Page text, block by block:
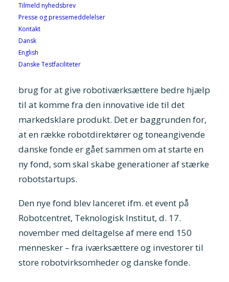
Tilmeld nyhedsbrev
Presse og pressemeddelelser
Kontakt
Dansk
English
Danske Testfaciliteter
robotsucceser, indflydelsesrige investorer og
toneangivende fonde bag nogle af landets
største industrivirksomheder.
Hvis Danmark skal fortsætte med at være
brug for at give robotiværksættere bedre hjælp
til at komme fra den innovative ide til det
markedsklare produkt. Det er baggrunden for,
at en række robotdirektører og toneangivende
danske fonde er gået sammen om at starte en
ny fond, som skal skabe generationer af stærke
robotstartups.
Den nye fond blev lanceret ifm. et event på
Robotcentret, Teknologisk Institut, d. 17.
november med deltagelse af mere end 150
mennesker – fra iværksættere og investorer til
store robotvirksomheder og danske fonde.